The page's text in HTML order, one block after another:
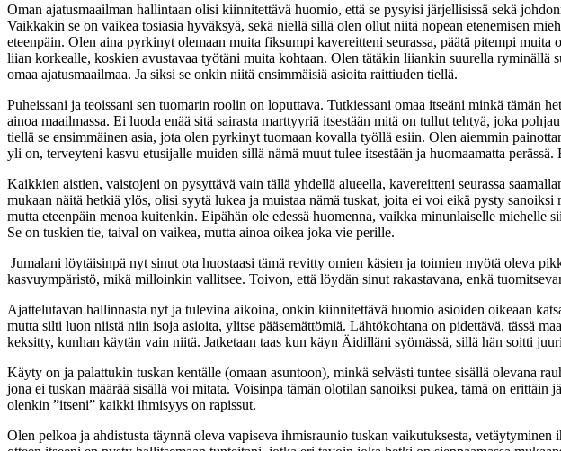
Oman ajatusmaailman hallintaan olisi kiinnitettävä huomio, että se pysyisi järjellisissä sekä
Vaikkakin se on vaikea tosiasia hyväksyä, sekä niellä sillä olen ollut niitä nopean etenemisen
eteenpäin. Olen aina pyrkinyt olemaan muita fiksumpi kavereitteni seurassa, päätä pitempi
liian korkealle, koskien avustavaa työtäni muita kohtaan. Olen tätäkin liiankin suurella
omaa ajatusmaailmaa. Ja siksi se onkin niitä ensimmäisiä asioita raittiuden tiellä.
Puheissani ja teoissani sen tuomarin roolin on loputtava. Tutkiessani omaa itseäni minkä
ainoa maailmassa. Ei luoda enää sitä sairasta marttyyriä itsestään mitä on tullut tehtyä, joka
tiellä se ensimmäinen asia, jota olen pyrkinyt tuomaan kovalla työllä esiin. Olen aiemmin
yli on, terveyteni kasvu etusijalle muiden sillä nämä muut tulee itsestään ja huomaamatta
Kaikkien aistien, vaistojeni on pysyttävä vain tällä yhdellä alueella, kavereitteni seurassa
mukaan näitä hetkiä ylös, olisi syytä lukea ja muistaa nämä tuskat, joita ei voi eikä pysty
mutta eteenpäin menoa kuitenkin. Eipähän ole edessä huomenna, vaikka minunlaiselle
Se on tuskien tie, taival on vaikea, mutta ainoa oikea joka vie perille.
Jumalani löytäisinpä nyt sinut ota huostaasi tämä revitty omien käsien ja toimien myötä oleva
kasvuympäristö, mikä milloinkin vallitsee. Toivon, että löydän sinut rakas­tavana, enkä
Ajattelutavan hallinnasta nyt ja tulevina aikoina, onkin kiinnitettävä huomio asioiden oikeaan
mutta silti luon ni­istä niin isoja asioita, ylitse pääsemättömiä. Lähtökohtana on pidettävä, tässä
keksitty, kunhan käytän vain niitä. Jatketaan taas kun käyn Äidilläni syömässä, sillä hän soitti
Käyty on ja palattukin tuskan kentälle (omaan asuntoon), minkä selvästi tuntee sisällä olevana
jona ei tuskan määrää sisällä voi mitata. Voisinpa tämän olotilan sanoiksi pukea, tämä on
olenkin ”itseni” kaikki ihmisyys on rapissut.
Olen pelkoa ja ahdistusta täynnä oleva vapiseva ihmisraunio tuskan vaikutuksesta,